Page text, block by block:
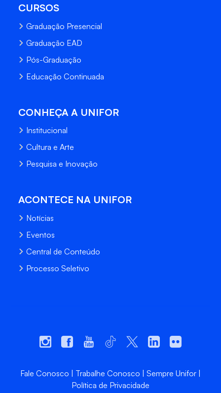
CURSOS
Graduação Presencial
Graduação EAD
Pós-Graduação
Educação Continuada
CONHEÇA A UNIFOR
Institucional
Cultura e Arte
Pesquisa e Inovação
ACONTECE NA UNIFOR
Notícias
Eventos
Central de Conteúdo
Processo Seletivo
Fale Conosco Trabalhe Conosco
Sempre Unifor
Política de Privacidade